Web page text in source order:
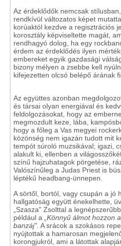
Az érdeklődők nemcsak
rendkívül változatos képet
korúaktól kezdve a regisztrációs
korosztály képviseltette magát,
rendhagyó dolog, ha egy
érdem az érdeklődés ilyen
embereket egyik gazdasági
bizony mélyen a zsebbe kell
kifejezetten olcsó belépő árának
Az együttes azonban
és társai olyan energiával és
feldolgozásokat, hogy az
megmozdult keze, lába,
hogy a főleg a Vas megyei
közönség nem igazán tudott mit
tempót súroló muzsikával; igazi,
alakult ki, ellenben a
színű hajzuhatagok pörgetése,
Valószínűleg a Judas Priest is
léptékű headbang-ünnepen.
A sörtől, bortól, vagy csupán a jó
hallgatóság együtt énekelhette,
„Szasza" Zsolttal a
például a
„Könnyű álmot hozzon
banzáj". A srácok a szokásos
nyújtottak a hamarosan
korongjukról, ami a látottak